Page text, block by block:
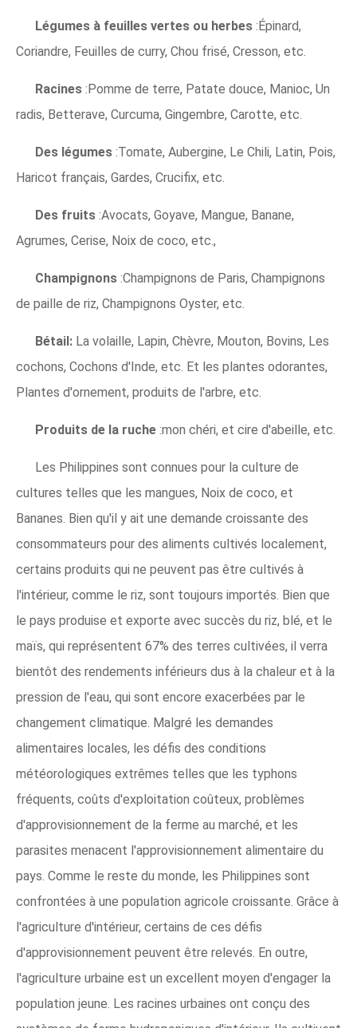
Légumes à feuilles vertes ou herbes :Épinard,
Coriandre, Feuilles de curry, Chou frisé, Cresson, etc.
Racines :Pomme de terre, Patate douce, Manioc, Un
radis, Betterave, Curcuma, Gingembre, Carotte, etc.
Des légumes :Tomate, Aubergine, Le Chili, Latin, Pois,
Haricot français, Gardes, Crucifix, etc.
Des fruits :Avocats, Goyave, Mangue, Banane,
Agrumes, Cerise, Noix de coco, etc.,
Champignons :Champignons de Paris, Champignons
de paille de riz, Champignons Oyster, etc.
Bétail: La volaille, Lapin, Chèvre, Mouton, Bovins, Les
cochons, Cochons d'Inde, etc. Et les plantes odorantes,
Plantes d'ornement, produits de l'arbre, etc.
Produits de la ruche :mon chéri, et cire d'abeille, etc.
Les Philippines sont connues pour la culture de
cultures telles que les mangues, Noix de coco, et
Bananes. Bien qu'il y ait une demande croissante des
consommateurs pour des aliments cultivés localement,
certains produits qui ne peuvent pas être cultivés à
l'intérieur, comme le riz, sont toujours importés. Bien que
le pays produise et exporte avec succès du riz, blé, et le
maïs, qui représentent 67% des terres cultivées, il verra
bientôt des rendements inférieurs dus à la chaleur et à la
pression de l'eau, qui sont encore exacerbées par le
changement climatique. Malgré les demandes
alimentaires locales, les défis des conditions
météorologiques extrêmes telles que les typhons
fréquents, coûts d'exploitation coûteux, problèmes
d'approvisionnement de la ferme au marché, et les
parasites menacent l'approvisionnement alimentaire du
pays. Comme le reste du monde, les Philippines sont
confrontées à une population agricole croissante. Grâce à
l'agriculture d'intérieur, certains de ces défis
d'approvisionnement peuvent être relevés. En outre,
l'agriculture urbaine est un excellent moyen d'engager la
population jeune. Les racines urbaines ont conçu des